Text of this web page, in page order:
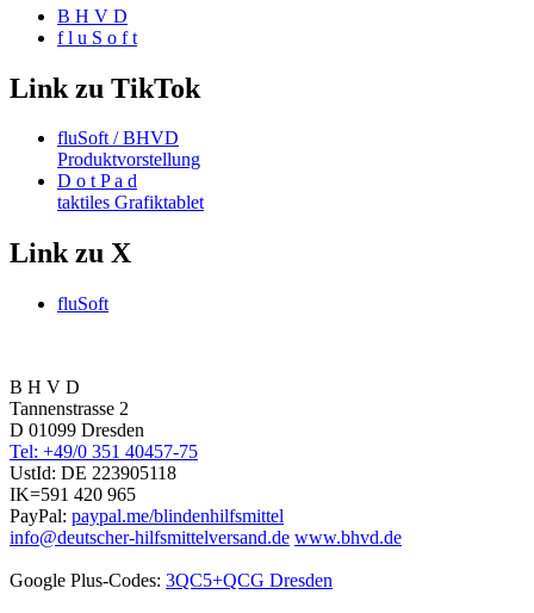
B H V D
f l u S o f t
Link zu TikTok
fluSoft / BHVD
Produktvorstellung
D o t P a d
taktiles Grafiktablet
Link zu X
fluSoft
B H V D
Tannenstrasse 2
D 01099 Dresden
Tel: +49/0 351 40457-75
UstId: DE 223905118
IK=591 420 965
PayPal: paypal.me/blindenhilfsmittel
info@deutscher-hilfsmittelversand.de www.bhvd.de
Google Plus-Codes: 3QC5+QCG Dresden